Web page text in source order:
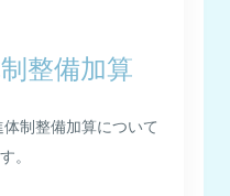
整備加算
制整備加算について
。